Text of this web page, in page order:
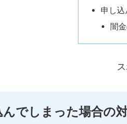
申し
闇
んでしまった場合の